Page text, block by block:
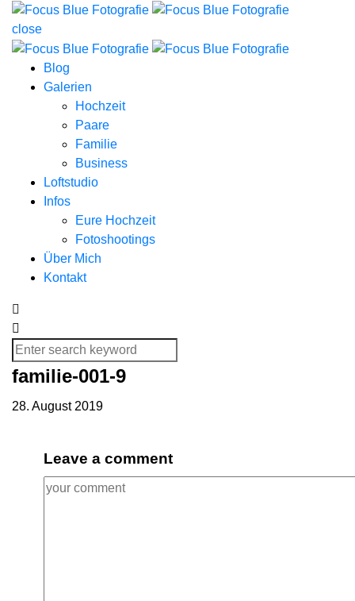
close
Blog
Galerien
Hochzeit
Paare
Familie
Business
Loftstudio
Infos
Eure Hochzeit
Fotoshootings
Über Mich
Kontakt
familie-001-9
28. August 2019
Leave a comment